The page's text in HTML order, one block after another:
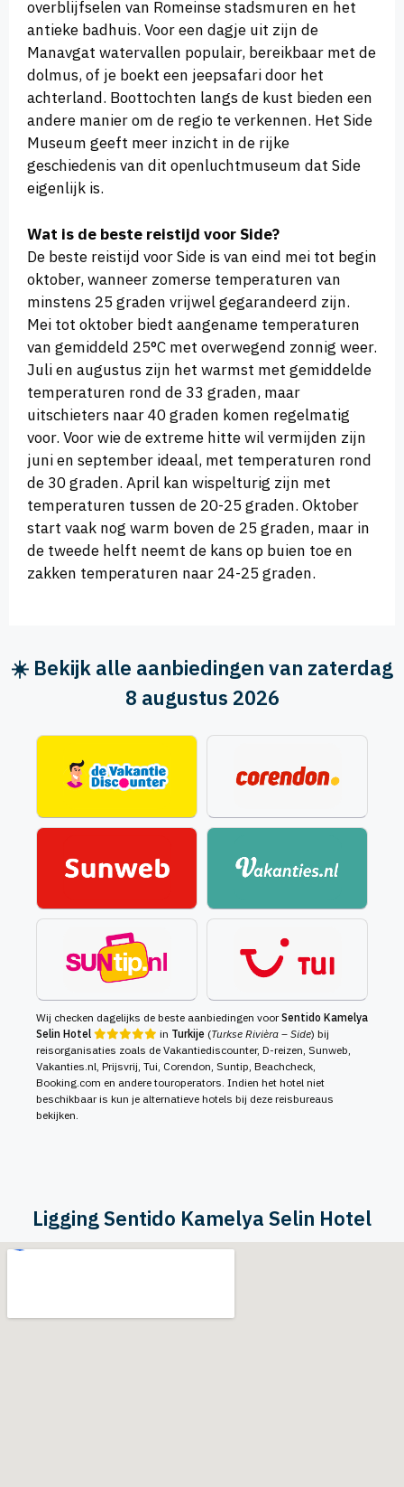
overblijfselen van Romeinse stadsmuren en het
antieke badhuis. Voor een dagje uit zijn de
Manavgat watervallen populair, bereikbaar met de
dolmus, of je boekt een jeepsafari door het
achterland. Boottochten langs de kust bieden een
andere manier om de regio te verkennen. Het Side
Museum geeft meer inzicht in de rijke
geschiedenis van dit openluchtmuseum dat Side
eigenlijk is.
Wat is de beste reistijd voor Side?
De beste reistijd voor Side is van eind mei tot begin
oktober, wanneer zomerse temperaturen van
minstens 25 graden vrijwel gegarandeerd zijn.
Mei tot oktober biedt aangename temperaturen
van gemiddeld 25°C met overwegend zonnig weer.
Juli en augustus zijn het warmst met gemiddelde
temperaturen rond de 33 graden, maar
uitschieters naar 40 graden komen regelmatig
voor. Voor wie de extreme hitte wil vermijden zijn
juni en september ideaal, met temperaturen rond
de 30 graden. April kan wispelturig zijn met
temperaturen tussen de 20-25 graden. Oktober
start vaak nog warm boven de 25 graden, maar in
de tweede helft neemt de kans op buien toe en
zakken temperaturen naar 24-25 graden.
☀️ Bekijk alle aanbiedingen van zaterdag
8 augustus 2026
Wij checken dagelijks de beste aanbiedingen voorSentido Kamelya
Selin Hotel
in Turkije (Turkse Rivièra – Side) bij
reisorganisaties zoals de Vakantiediscounter, D-reizen, Sunweb,
Vakanties.nl, Prijsvrij, Tui, Corendon, Suntip, Beachcheck,
Booking.com en andere touroperators. Indien het hotel niet
beschikbaar is kun je alternatieve hotels bij deze reisbureaus
bekijken.
Ligging Sentido Kamelya Selin Hotel